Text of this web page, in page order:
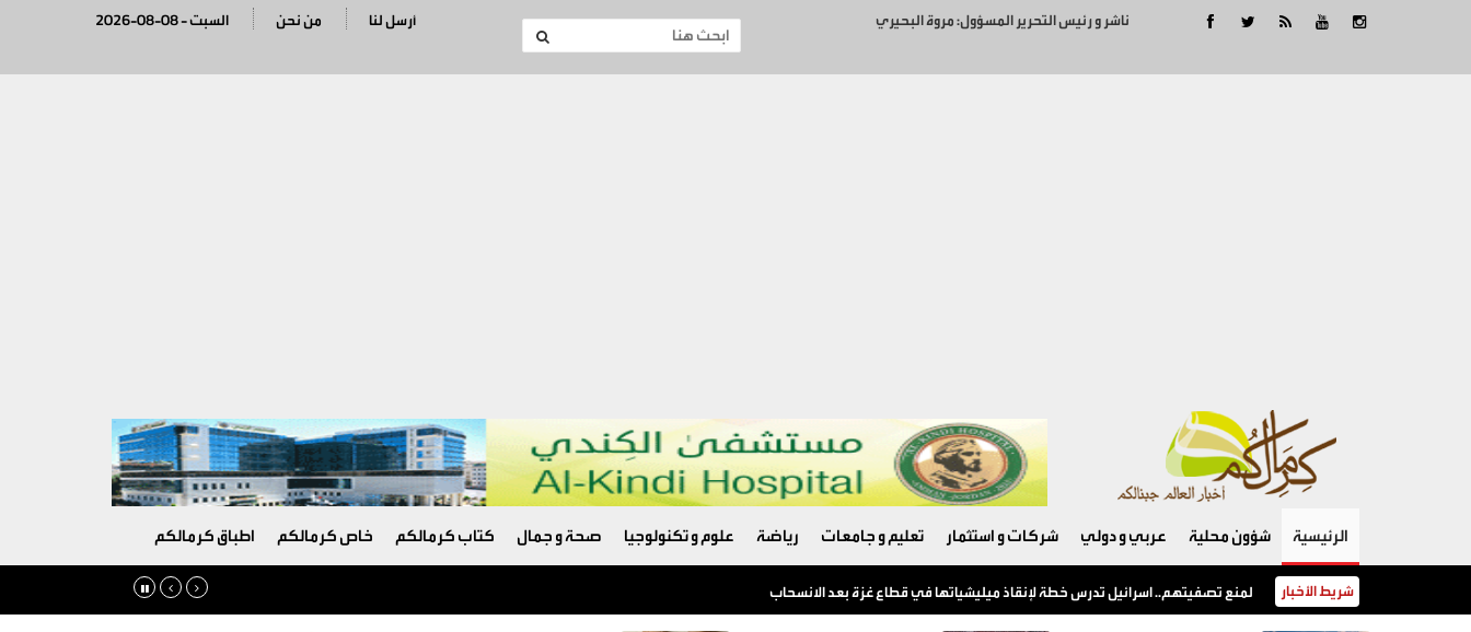
ناشر و رئيس التحرير المسؤول: مروة البحيري 2026-08-08 - السبت من نحن أرسل لنا
الرئيسية شؤون محلية عربي و دولي شركات و استثمار تعليم و جامعات رياضة علوم و تكنولوجيا صحة و جمال كتاب كرمالكم خاص كرمالكم اطباق كرمالكم
شريط الأخبار السعودية وتركيا وباكستان توقع "اتفاق مكة للدفاع المشترك"